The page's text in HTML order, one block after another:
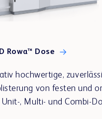
Rowa™ Dose
hochwertige,
von festen und
, Multi- und Combi-